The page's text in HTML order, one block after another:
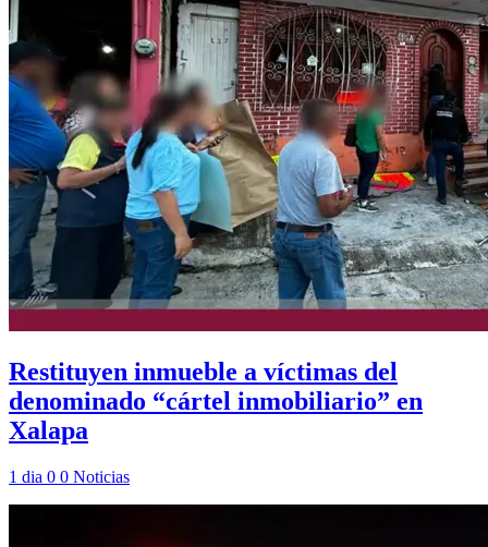
Restituyen inmueble a víctimas del
denominado “cártel inmobiliario” en
Xalapa
1 dia 0 0 Noticias